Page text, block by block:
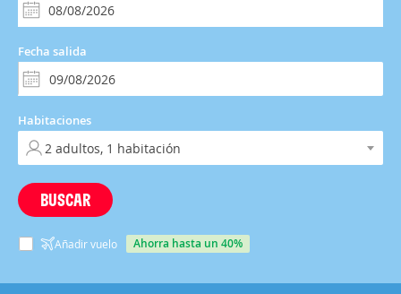
Fecha salida
Habitaciones
BUSCAR
Añadir vuelo ahorra hasta un 40%